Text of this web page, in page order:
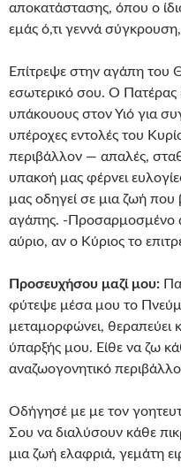
αποκατάστασης, όπου ο
εμάς ό,τι γεννά
Επίτρεψε στην αγάπη του
εσωτερικό σου. Ο Πατέρας
υπάκουους στον Υιό για
υπέροχες εντολές του
περιβάλλον — απαλές,
υπακοή μας φέρνει
μας οδηγεί σε μια ζωή που
αγάπης. -Προσαρμοσμένο
αύριο, αν ο Κύριος το
Προσευχήσου μαζί μου:
φύτεψε μέσα μου το
μεταμορφώνει, θεραπεύει
ύπαρξής μου. Είθε να ζω
αναζωογονητικό
Οδήγησέ με με τον
Σου να διαλύσουν κάθε
μια ζωή ελαφριά, γεμάτη